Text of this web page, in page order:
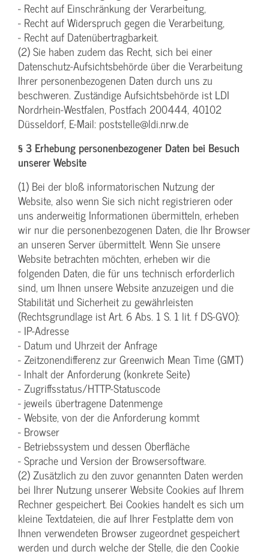
- Recht auf Einschränkung der Verarbeitung,
- Recht auf Widerspruch gegen die Verarbeitung,
- Recht auf Datenübertragbarkeit.
(2) Sie haben zudem das Recht, sich bei einer
Datenschutz-Aufsichtsbehörde über die Verarbeitung
Ihrer personenbezogenen Daten durch uns zu
beschweren. Zuständige Aufsichtsbehörde ist LDI
Nordrhein-Westfalen, Postfach 200444, 40102
Düsseldorf, E-Mail: poststelle@ldi.nrw.de
§ 3 Erhebung personenbezogener Daten bei Besuch
unserer Website
(1) Bei der bloß informatorischen Nutzung der
Website, also wenn Sie sich nicht registrieren oder
uns anderweitig Informationen übermitteln, erheben
wir nur die personenbezogenen Daten, die Ihr Browser
an unseren Server übermittelt. Wenn Sie unsere
Website betrachten möchten, erheben wir die
folgenden Daten, die für uns technisch erforderlich
sind, um Ihnen unsere Website anzuzeigen und die
Stabilität und Sicherheit zu gewährleisten
(Rechtsgrundlage ist Art. 6 Abs. 1 S. 1 lit. f DS-GVO):
- IP-Adresse
- Datum und Uhrzeit der Anfrage
- Zeitzonendifferenz zur Greenwich Mean Time (GMT)
- Inhalt der Anforderung (konkrete Seite)
- Zugriffsstatus/HTTP-Statuscode
- jeweils übertragene Datenmenge
- Website, von der die Anforderung kommt
- Browser
- Betriebssystem und dessen Oberfläche
- Sprache und Version der Browsersoftware.
(2) Zusätzlich zu den zuvor genannten Daten werden
bei Ihrer Nutzung unserer Website Cookies auf Ihrem
Rechner gespeichert. Bei Cookies handelt es sich um
kleine Textdateien, die auf Ihrer Festplatte dem von
Ihnen verwendeten Browser zugeordnet gespeichert
werden und durch welche der Stelle, die den Cookie